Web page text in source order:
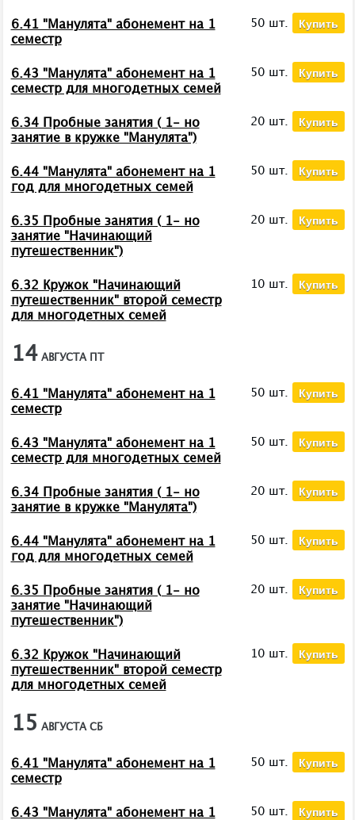
6.41 "Манулята" абонемент на 1
семестр
50 шт. Купить
6.43 "Манулята" абонемент на 1
семестр для многодетных семей
50 шт. Купить
6.34 Пробные занятия ( 1- но
занятие в кружке "Манулята")
20 шт. Купить
6.44 "Манулята" абонемент на 1
год для многодетных семей
50 шт. Купить
6.35 Пробные занятия ( 1- но
занятие "Начинающий
путешественник")
20 шт. Купить
6.32 Кружок "Начинающий
путешественник" второй семестр
для многодетных семей
10 шт. Купить
14АВГУСТА
6.41 "Манулята" абонемент на 1
семестр
50 шт. Купить
6.43 "Манулята" абонемент на 1
семестр для многодетных семей
50 шт. Купить
6.34 Пробные занятия ( 1- но
занятие в кружке "Манулята")
20 шт. Купить
6.44 "Манулята" абонемент на 1
год для многодетных семей
50 шт. Купить
6.35 Пробные занятия ( 1- но
занятие "Начинающий
путешественник")
20 шт. Купить
6.32 Кружок "Начинающий
путешественник" второй семестр
для многодетных семей
10 шт. Купить
15 АВГУСТА СБ
6.41 "Манулята" абонемент на 1
семестр
50 шт. Купить
6.43 "Манулята" абонемент на 1
50 шт. Купить